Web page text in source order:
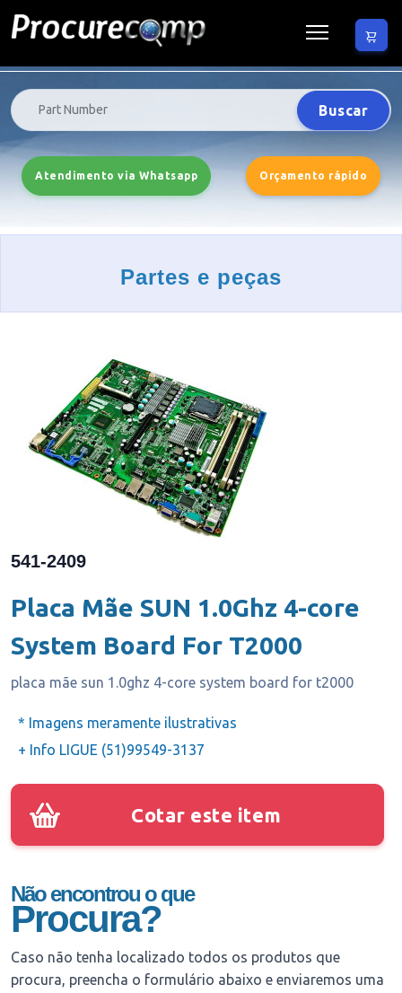
Buscar
Atendimento via Whatsapp Orçamento rápido
Partes e peças
541-2409
Placa Mãe SUN 1.0Ghz 4-core
System Board For T2000
placa mãe sun 1.0ghz 4-core system board for t2000
* Imagens meramente ilustrativas
+ Info LIGUE (51)99549-3137
Cotar este item
Não encontrou o que
Procura?
Caso não tenha localizado todos os produtos que
procura, preencha o formulário abaixo e enviaremos uma